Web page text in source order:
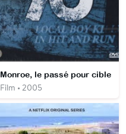
Monroe, le passé pour cible
Film • 2005